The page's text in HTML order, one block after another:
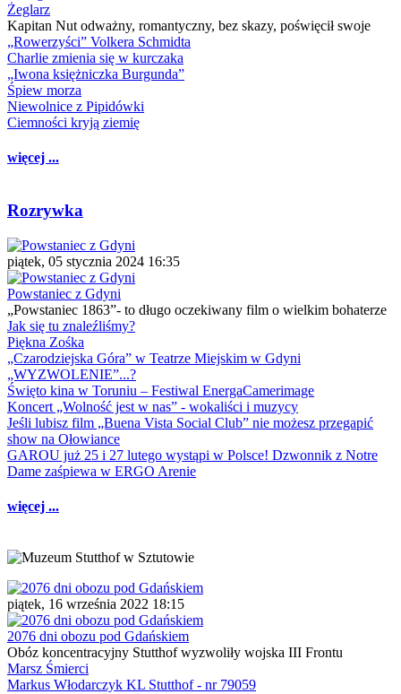
Żeglarz
Kapitan Nut odważny, romantyczny, bez skazy, poświęcił swoje
„Rowerzyści” Volkera Schmidta
Charlie zmienia się w kurczaka
„Iwona księżniczka Burgunda”
Śpiew morza
Niewolnice z Pipidówki
Ciemności kryją ziemię
więcej ...
Rozrywka
piątek, 05 stycznia 2024 16:35
Powstaniec z Gdyni
„Powstaniec 1863”- to długo oczekiwany film o wielkim bohaterze
Jak się tu znaleźliśmy?
Piękna Zośka
„Czarodziejska Góra” w Teatrze Miejskim w Gdyni
„WYZWOLENIE”...?
Święto kina w Toruniu – Festiwal EnergaCamerimage
Koncert „Wolność jest w nas” - wokaliści i muzycy
Jeśli lubisz film „Buena Vista Social Club” nie możesz przegapić
show na Ołowiance
GAROU już 25 i 27 lutego wystąpi w Polsce! Dzwonnik z Notre
Dame zaśpiewa w ERGO Arenie
więcej ...
piątek, 16 września 2022 18:15
2076 dni obozu pod Gdańskiem
Obóz koncentracyjny Stutthof wyzwoliły wojska III Frontu
Marsz Śmierci
Markus Włodarczyk KL Stutthof - nr 79059